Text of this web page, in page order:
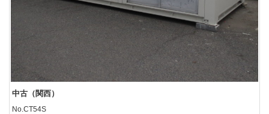
中古（関西）
No.CT54S